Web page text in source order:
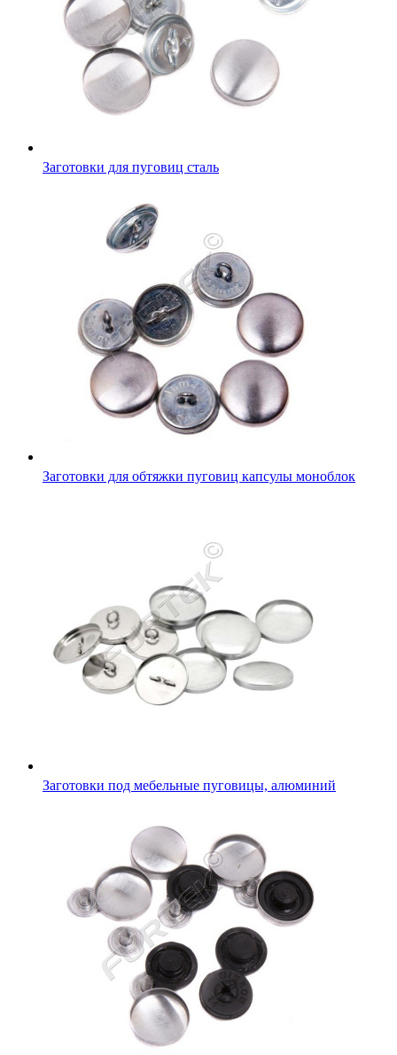
Заготовки для пуговиц сталь
Заготовки для обтяжки пуговиц капсулы моноблок
Заготовки под мебельные пуговицы, алюминий